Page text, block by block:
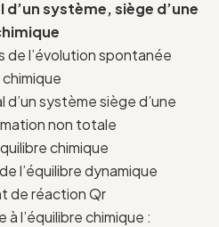
système, siège d’une
de l’évolution spontanée
d’un système siège d’une
non totale
chimique
l’équilibre dynamique
de réaction Qr
à l’équilibre chimique :